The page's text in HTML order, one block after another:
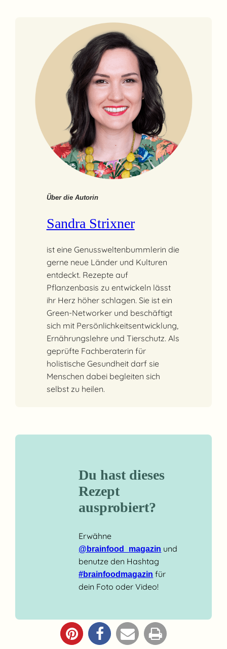
Über die Autorin
Sandra Strixner
ist eine Genussweltenbummlerin die
gerne neue Länder und Kulturen
entdeckt. Rezepte auf
Pflanzenbasis zu entwickeln lässt
ihr Herz höher schlagen. Sie ist ein
Green-Networker und beschäftigt
sich mit Persönlichkeitsentwicklung,
Ernährungslehre und Tierschutz. Als
geprüfte Fachberaterin für
holistische Gesundheit darf sie
Menschen dabei begleiten sich
selbst zu heilen.
Du hast dieses
Rezept
ausprobiert?
Erwähne
@brainfood_magazin und
benutze den Hashtag
#brainfoodmagazin für
dein Foto oder Video!